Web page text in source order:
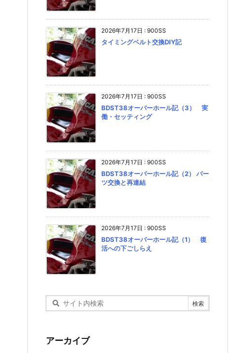
2026年7月17日 : 900SS
タイミングベルト交換DIY記
2026年7月17日 : 900SS
BDST38オーバーホール記（3） 実
働・セッティング
2026年7月17日 : 900SS
BDST38オーバーホール記（2） パー
ツ交換と再連結
2026年7月17日 : 900SS
BDST38オーバーホール記（1） 復
活への下ごしらえ
アーカイブ